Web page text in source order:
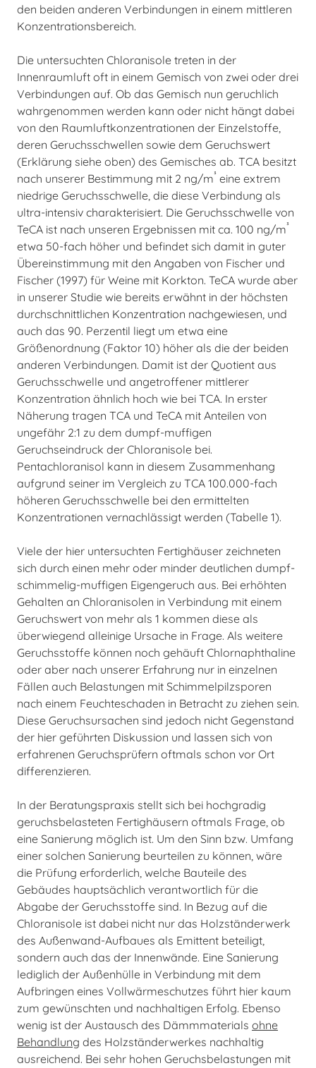
den beiden anderen Verbindungen in einem mittleren
Konzentrationsbereich.
Die untersuchten Chloranisole treten in der
Innenraumluft oft in einem Gemisch von zwei oder drei
Verbindungen auf. Ob das Gemisch nun geruchlich
wahrgenommen werden kann oder nicht hängt dabei
von den Raumluftkonzentrationen der Einzelstoffe,
deren Geruchsschwellen sowie dem Geruchswert
(Erklärung siehe oben) des Gemisches ab. TCA besitzt
nach unserer Bestimmung mit 2 ng/m³ eine extrem
niedrige Geruchsschwelle, die diese Verbindung als
ultra-intensiv charakterisiert. Die Geruchsschwelle von
TeCA ist nach unseren Ergebnissen mit ca. 100 ng/m³
etwa 50-fach höher und befindet sich damit in guter
Übereinstimmung mit den Angaben von Fischer und
Fischer (1997) für Weine mit Korkton. TeCA wurde aber
in unserer Studie wie bereits erwähnt in der höchsten
durchschnittlichen Konzentration nachgewiesen, und
auch das 90. Perzentil liegt um etwa eine
Größenordnung (Faktor 10) höher als die der beiden
anderen Verbindungen. Damit ist der Quotient aus
Geruchsschwelle und angetroffener mittlerer
Konzentration ähnlich hoch wie bei TCA. In erster
Näherung tragen TCA und TeCA mit Anteilen von
ungefähr 2:1 zu dem dumpf-muffigen
Geruchseindruck der Chloranisole bei.
Pentachloranisol kann in diesem Zusammenhang
aufgrund seiner im Vergleich zu TCA 100.000-fach
höheren Geruchsschwelle bei den ermittelten
Konzentrationen vernachlässigt werden (Tabelle 1).
Viele der hier untersuchten Fertighäuser zeichneten
sich durch einen mehr oder minder deutlichen dumpf-
schimmelig-muffigen Eigengeruch aus. Bei erhöhten
Gehalten an Chloranisolen in Verbindung mit einem
Geruchswert von mehr als 1 kommen diese als
überwiegend alleinige Ursache in Frage. Als weitere
Geruchsstoffe können noch gehäuft Chlornaphthaline
oder aber nach unserer Erfahrung nur in einzelnen
Fällen auch Belastungen mit Schimmelpilzsporen
nach einem Feuchteschaden in Betracht zu ziehen sein.
Diese Geruchsursachen sind jedoch nicht Gegenstand
der hier geführten Diskussion und lassen sich von
erfahrenen Geruchsprüfern oftmals schon vor Ort
differenzieren.
In der Beratungspraxis stellt sich bei hochgradig
geruchsbelasteten Fertighäusern oftmals Frage, ob
eine Sanierung möglich ist. Um den Sinn bzw. Umfang
einer solchen Sanierung beurteilen zu können, wäre
die Prüfung erforderlich, welche Bauteile des
Gebäudes hauptsächlich verantwortlich für die
Abgabe der Geruchsstoffe sind. In Bezug auf die
Chloranisole ist dabei nicht nur das Holzständerwerk
des Außenwand-Aufbaues als Emittent beteiligt,
sondern auch das der Innenwände. Eine Sanierung
lediglich der Außenhülle in Verbindung mit dem
Aufbringen eines Vollwärmeschutzes führt hier kaum
zum gewünschten und nachhaltigen Erfolg. Ebenso
wenig ist der Austausch des Dämmmaterials ohne
Behandlung des Holzständerwerkes nachhaltig
ausreichend. Bei sehr hohen Geruchsbelastungen mit